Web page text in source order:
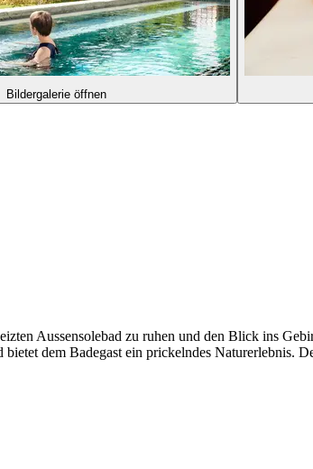
Bildergalerie öffnen
Aussensolebad zu ruhen und den Blick ins
dem Badegast ein prickelndes Naturerlebnis.